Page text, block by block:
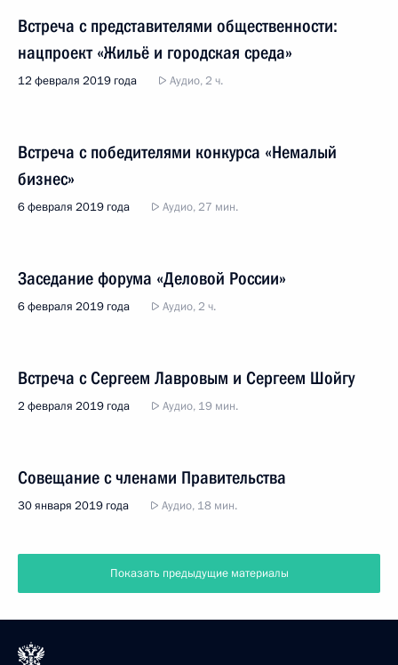
Встреча с представителями общественности:
нацпроект «Жильё и городская среда»
12 февраля 2019 года Аудио, 2 ч.
Встреча с победителями конкурса «Немалый
бизнес»
6 февраля 2019 года Аудио, 27 мин.
Заседание форума «Деловой России»
6 февраля 2019 года Аудио, 2 ч.
Встреча с Сергеем Лавровым и Сергеем Шойгу
2 февраля 2019 года Аудио, 19 мин.
Совещание с членами Правительства
30 января 2019 года Аудио, 18 мин.
Показать предыдущие материалы